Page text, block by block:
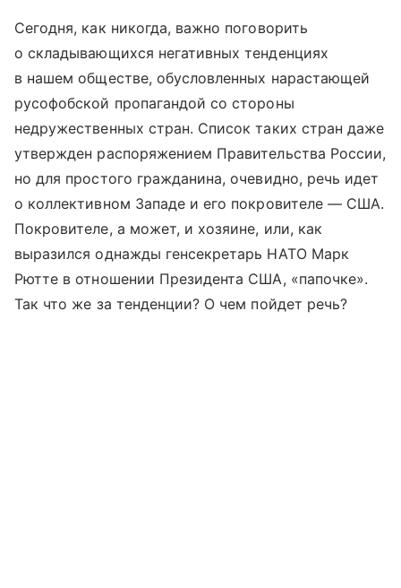
Сегодня, как никогда, важно поговорить
о складывающихся негативных тенденциях
в нашем обществе, обусловленных нарастающей
русофобской пропагандой со стороны
недружественных стран. Список таких стран даже
утвержден распоряжением Правительства России,
но для простого гражданина, очевидно, речь идет
о коллективном Западе и его покровителе — США.
Покровителе, а может, и хозяине, или, как
выразился однажды генсекретарь НАТО Марк
Рютте в отношении Президента США, «папочке».
Так что же за тенденции? О чем пойдет речь?